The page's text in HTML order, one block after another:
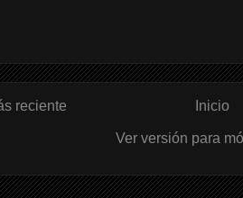
reciente Inicio
Ver versión para